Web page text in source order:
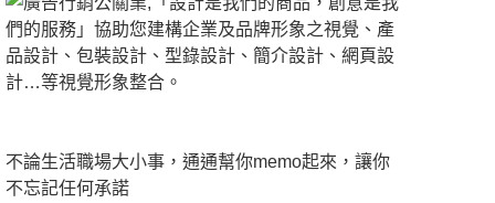
不論生活職場大小事，通通幫你memo起來，讓你
不忘記任何承諾